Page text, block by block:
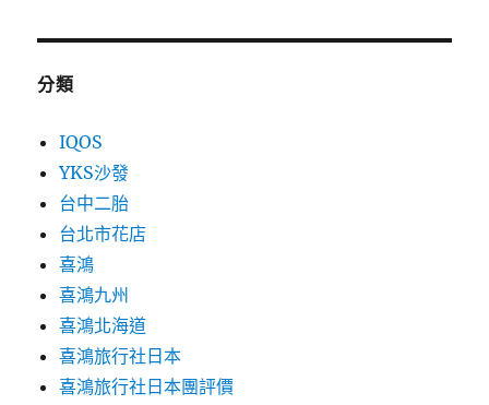
分類
IQOS
YKS沙發
台中二胎
台北市花店
喜鴻
喜鴻九州
喜鴻北海道
喜鴻旅行社日本
喜鴻旅行社日本團評價